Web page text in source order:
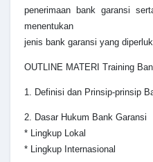
penerimaan bank garansi
menentukan
jenis bank garansi yang
OUTLINE MATERI Training
1. Definisi dan Prinsip-prinsip
2. Dasar Hukum Bank Garansi
* Lingkup Lokal
* Lingkup Internasional